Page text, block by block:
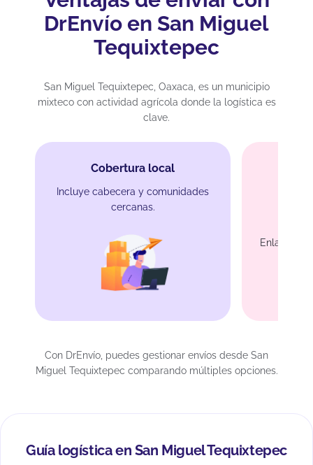
DrEnvío en San Miguel
Tequixtepec
San Miguel Tequixtepec, Oaxaca, es un municipio
mixteco con actividad agrícola donde la logística es
clave.
Cobertura local
Incluye cabecera y comunidades
cercanas.
Enlace
Con DrEnvío, puedes gestionar envíos desde San
Miguel Tequixtepec comparando múltiples opciones.
Guía logística en San Miguel Tequixtepec